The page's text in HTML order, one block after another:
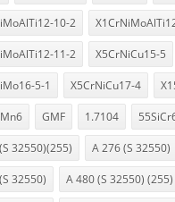
10-2
11-2 X5CrNiCu15-5
5-1 X5CrNiCu17-4
GMF 1.7104
32550)(255) A 276 (S 32550)
32550) A 480 (S 32550) (255)